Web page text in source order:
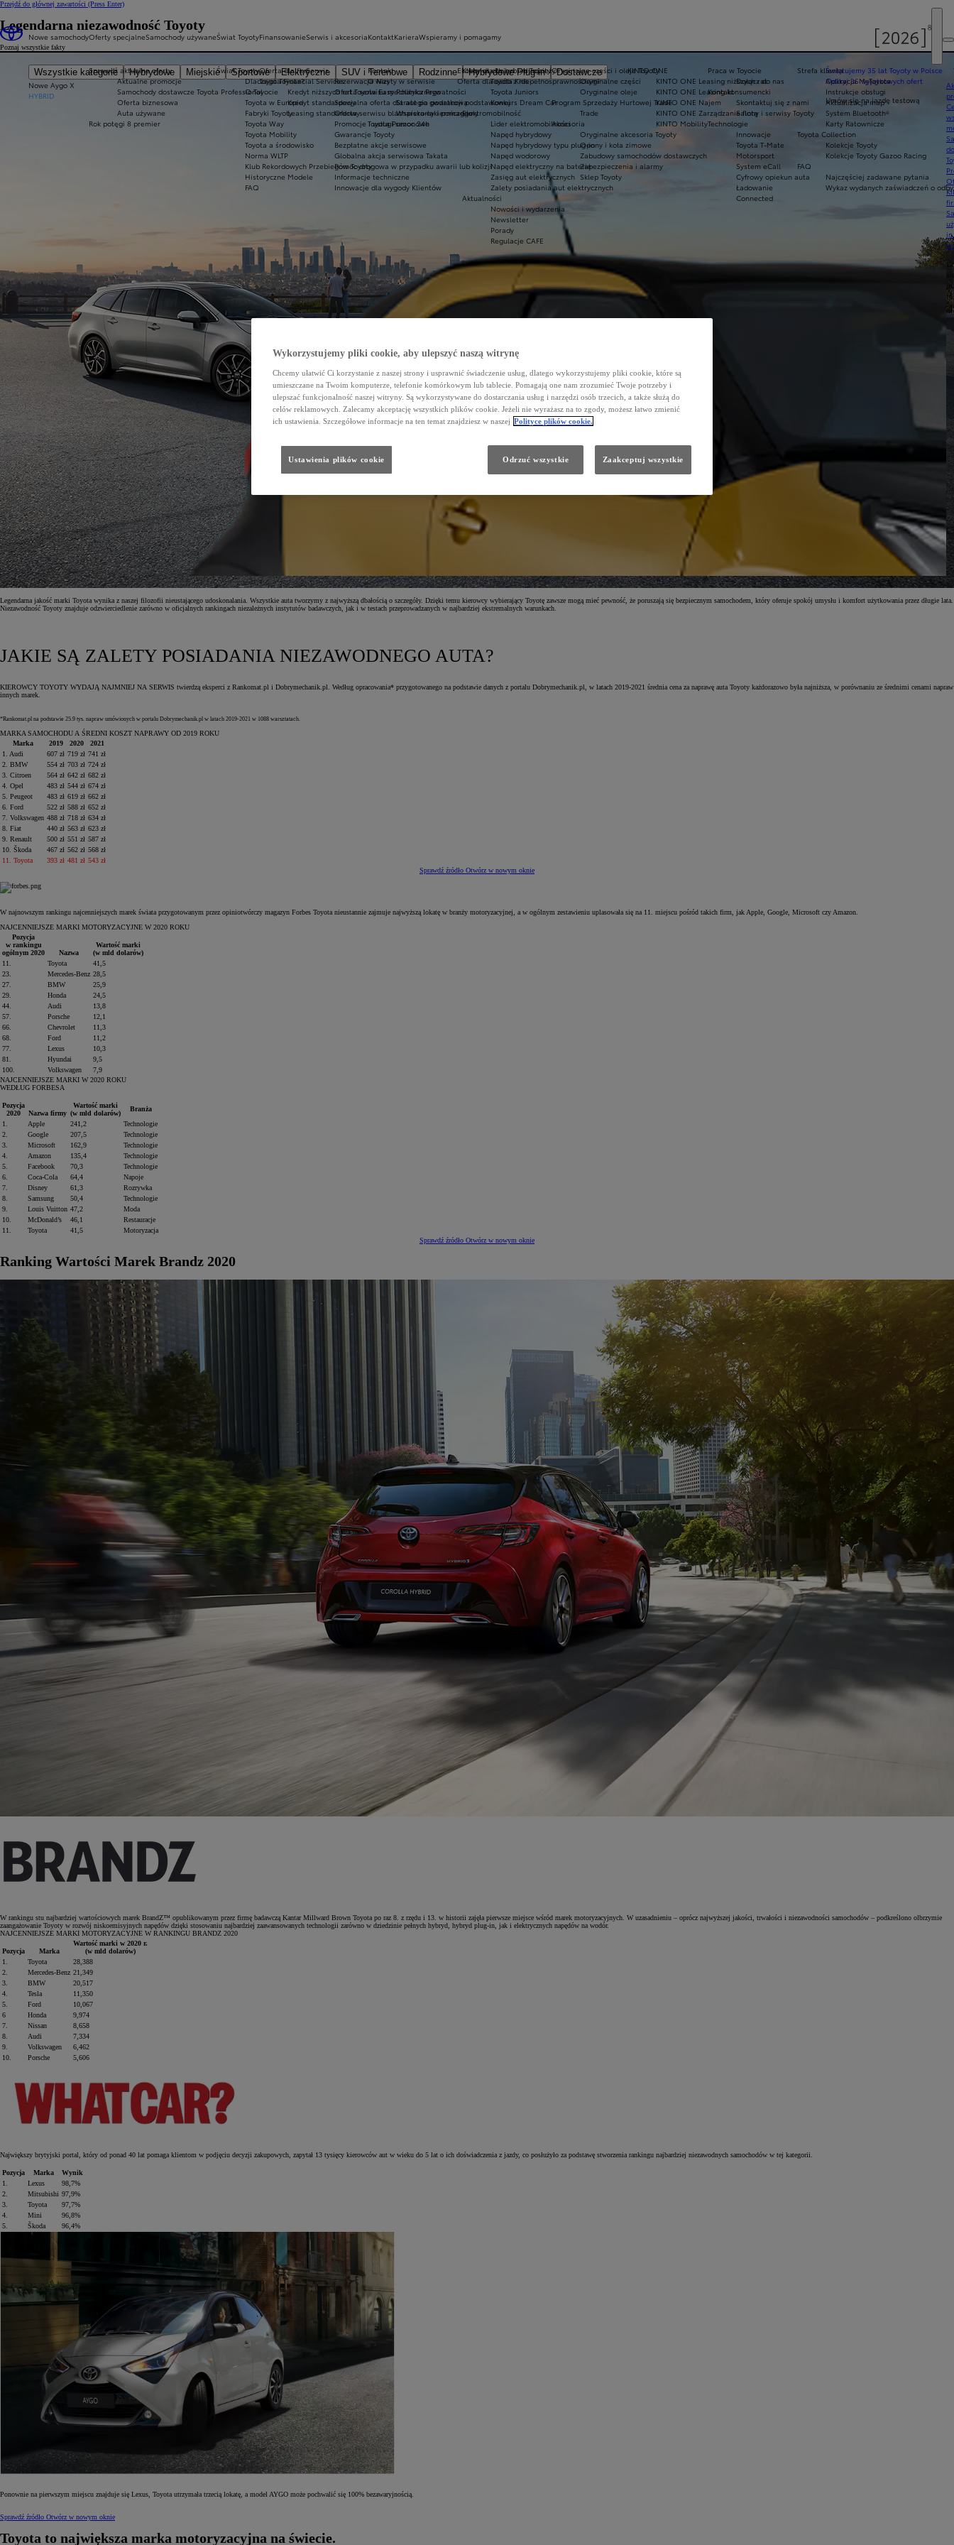
Przejdź do głównej zawartości (Press Enter)
Nowe samochody
Wszystkie kategorie Hybrydowe Miejskie Sportowe Elektryczne SUV i Terenowe Rodzinne Hybrydowe Plug-in
Dostawcze
Nowe Aygo X
HYBRID
Od81 900 zł
Yaris Cross
HYBRID
Od 105 300 zł
Corolla Hatchback
Oferty specjalne
Sprawdź aktualne oferty
Aktualne promocje
Samochody dostawcze Toyota Professional
Oferta biznesowa
Auta używane
Rok potęgi 8 premier
Ekobonus dla hybryd Toyoty
Oferta dla osób z niepełnosprawnościami
Świętujemy 35 lat Toyoty w Polsce
Odkryj 35 wyjątkowych ofert
Umów się na jazdę testową
Samochody używaneŚwiat Toyoty
Świat Toyoty
Dlaczego Toyota?
O Toyocie
Toyota w Europie
Fabryki Toyoty
Toyota Way
Toyota Mobility
Toyota a środowisko
Norma WLTP
Klub Rekordowych Przebiegów Toyoty
Historyczne Modele
FAQ
Kluby dla dzieci i młodzieży
Toyota Kids
Toyota Juniors
Konkurs Dream Car
Elektromobilność
Lider elektromobilności
Napęd hybrydowy
Napęd hybrydowy typu plug-in
Napęd wodorowy
Napęd elektryczny na baterię
Zasięg aut elektrycznych
Zalety posiadania aut elektrycznych
Aktualności
Nowości i wydarzenia
Newsletter
Porady
Regulacje CAFE
Praca w Toyocie
Dołącz do nas
Kontakt
Skontaktuj się z nami
Salony i serwisy Toyoty
Technologie
Innowacje
Toyota T-Mate
Motorsport
System eCall
Cyfrowy opiekun auta
Ładowanie
Connected
Finansowanie
Oferta dla firm
Toyota Financial Services
Kredyt niższych rat Toyota Easy
Kredyt standardowy
Leasing standardowy
KINTO ONE
KINTO ONE Leasing niższych rat
KINTO ONE Leasing konsumencki
KINTO ONE Najem
KINTO ONE Zarządzanie flotą
KINTO Mobility
Serwis i akcesoria
Serwis
Rezerwacja wizyty w serwisie
Oferta serwisu mechanicznego
Specjalna oferta dla aut po gwarancji podstawowej
Oferta serwisu blacharsko-lakierniczego
Promocje i usługi sezonowe
Gwarancje Toyoty
Bezpłatne akcje serwisowe
Globalna akcja serwisowa Takata
Pomoc drogowa w przypadku awarii lub kolizji
Informacje techniczne
Innowacje dla wygody Klientów
Oryginalne części i oleje Toyoty
Oryginalne części
Oryginalne oleje
Program Sprzedaży Hurtowej Trade
Trade
Akcesoria
Oryginalne akcesoria Toyoty
Opony i koła zimowe
Zabudowy samochodów dostawczych
Zabezpieczenia i alarmy
Sklep Toyoty
Strefa klienta
Aplikacja MyToyota
Instrukcje obsługi
Aktualizacja map
System Bluetooth®
Karty Ratownicze
Toyota Collection
Kolekcje Toyoty
Kolekcje Toyoty Gazoo Racing
FAQ
Najczęściej zadawane pytania
Wykaz wydanych zaświadczeń o
Kontakt
Kontakt
O Nas
Polityka Prywatności
Strategia podatkowa
Wspieramy i pomagamy
Toyota Pomoc 24h
KarieraWspieramy i pomagamy
Legendarna niezawodność Toyoty
Poznaj wszystkie fakty
Legendarna jakość marki Toyota wynika z naszej filozofii nieustającego udoskonalania. Wszystkie auta tworzymy z najwyższą dbałością o szczegóły. Dzięki temu kierowcy wybierający Toyotę zawsze mogą mieć pewność, że poruszają się bezpiecznym samochodem, który oferuje spokój umysłu i komfort użytkowania przez długie lata.
Niezawodność Toyoty znajduje odzwierciedlenie zarówno w oficjalnych rankingach niezależnych instytutów badawczych, jak i w testach przeprowadzanych w najbardziej ekstremalnych warunkach.
JAKIE SĄ ZALETY POSIADANIA NIEZAWODNEGO AUTA?
KIEROWCY TOYOTY WYDAJĄ NAJMNIEJ NA SERWIS twierdzą eksperci z Rankomat.pl i Dobrymechanik.pl. Według opracowania* przygotowanego na podstawie danych z portalu Dobrymechanik.pl, w latach 2019‑2021 średnia cena za naprawę auta Toyoty każdorazowo była najniższa, w porównaniu ze średnimi cenami napraw
innych marek.
*Rankomat.pl na podstawie 25.9 tys. napraw umówionych w portalu Dobrymechanik.pl w latach 2019‑2021 w 1088 warsztatach.
MARKA SAMOCHODU A ŚREDNI KOSZT NAPRAWY OD 2019 ROKU
Marka
2019 2020
2021
1. Audi
607 zł 719 zł 741 zł
2. BMW
554 zł 703 zł 724 zł
3. Citroen
564 zł 642 zł 682 zł
4. Opel
483 zł 544 zł 674 zł
5. Peugeot
483 zł 619 zł 662 zł
6. Ford
522 zł 588 zł 652 zł
7. Volkswagen 488 zł 718 zł 634 zł
8. Fiat
440 zł 563 zł 623 zł
9. Renault
500 zł 551 zł 587 zł
10. Škoda
467 zł 562 zł 568 zł
11. Toyota
393 zł 481 zł 543 zł
Sprawdź źródło Otwórz w nowym oknie
W najnowszym rankingu najcenniejszych marek świata przygotowanym przez opiniotwórczy magazyn Forbes Toyota nieustannie zajmuje najwyższą lokatę w branży motoryzacyjnej, a w ogólnym zestawieniu uplasowała się na 11. miejscu pośród takich firm, jak Apple, Google, Microsoft czy Amazon.
NAJCENNIEJSZE MARKI MOTORYZACYJNE W 2020 ROKU
Pozycja
w rankingu
ogólnym 2020
Nazwa
Wartość marki
(w mld dolarów)
11.
Toyota
41,5
23.
Mercedes‑Benz 28,5
27.
BMW
25,9
29.
Honda
24,5
44.
Audi
13,8
57.
Porsche
12,1
66.
Chevrolet
11,3
68.
Ford
11,2
77.
Lexus
10,3
81.
Hyundai
9,5
100.
Volkswagen
7,9
NAJCENNIEJSZE MARKI W 2020 ROKU
WEDŁUG FORBESA
Pozycja
2020
Nazwa firmy
Wartość marki
(w mld dolarów)
Branża
1.
Apple 241,2
Technologie
2.
Google 207,5
Technologie
3.
Microsoft 162,9
Technologie
4.
Amazon 135,4
Technologie
5.
Facebook 70,3
Technologie
6.
Coca‑Cola 64,4
Napoje
7.
Disney 61,3
Rozrywka
8.
Samsung 50,4
Technologie
9.
Louis Vuitton 47,2
Moda
10.
McDonald’s 46,1
Restauracje
11.
Toyota 41,5
Motoryzacja
Sprawdź źródło Otwórz w nowym oknie
Ranking Wartości Marek Brandz 2020
W rankingu stu najbardziej wartościowych marek BrandZ™ opublikowanym przez firmę badawczą Kantar Millward Brown Toyota po raz 8. z rzędu i 13. w historii zajęła pierwsze miejsce wśród marek motoryzacyjnych. W uzasadnieniu – oprócz najwyższej jakości, trwałości i niezawodności samochodów – podkreślono olbrzymie
zaangażowanie Toyoty w rozwój niskoemisyjnych napędów dzięki stosowaniu najbardziej zaawansowanych technologii zarówno w dziedzinie pełnych hybryd, hybryd plug‑in, jak i elektrycznych napędów na wodór.
NAJCENNIEJSZE MARKI MOTORYZACYJNE W RANKINGU BRANDZ 2020
Pozycja Marka
Wartość marki w 2020 r.
(w mld dolarów)
1.
Toyota
28,388
2.
Mercedes‑Benz 21,349
3.
BMW
20,517
4.
Tesla
11,350
5.
Ford
10,067
6
Honda
9,974
7.
Nissan
8,658
8.
Audi
7,334
9.
Volkswagen
6,462
10.
Porsche 5,606
Największy brytyjski portal, który od ponad 40 lat pomaga klientom w podjęciu decyzji zakupowych, zapytał 13 tysięcy kierowców aut w wieku do 5 lat o ich doświadczenia z jazdy, co posłużyło za podstawę stworzenia rankingu najbardziej niezawodnych samochodów w tej kategorii.
Pozycja Marka
Wynik
1.
Lexus
98,7%
2.
Mitsubishi 97,9%
3.
Toyota
97,7%
4.
Mini
96,8%
5.
Škoda 96,4%
Ponownie na pierwszym miejscu znajduje się Lexus, Toyota utrzymała trzecią lokatę, a model AYGO może pochwalić się 100% bezawaryjnością.
Sprawdź źródło Otwórz w nowym oknie
Toyota to największa marka motoryzacyjna na świecie.
Wykorzystujemy pliki cookie, aby ulepszyć naszą witrynę
Chcemy ułatwić Ci korzystanie z naszej strony i usprawnić świadczenie usług, dlatego wykorzystujemy pliki cookie, które są
umieszczane na Twoim komputerze, telefonie komórkowym lub tablecie. Pomagają one nam zrozumieć Twoje potrzeby i
ulepszać funkcjonalność naszej witryny. Są wykorzystywane do dostarczania usług i narzędzi osób trzecich, a także służą do
celów reklamowych. Zalecamy akceptację wszystkich plików cookie. Jeżeli nie wyrażasz na to zgody, możesz łatwo zmienić
ich ustawienia. Szczegółowe informacje na ten temat znajdziesz w naszej Polityce plików cookie.
Ustawienia plików cookie Odrzuć wszystkie Zaakceptuj wszystkie